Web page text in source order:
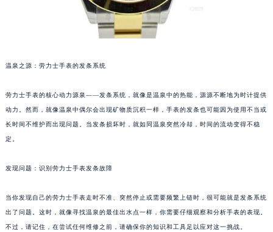
温泉之源：劳力士手表的发条系统
劳力士手表的核心动力源泉——发条系统，就像是温泉中的热能，源源不断地为时计提供
动力。然而，就像温泉中偶尔会出现矿物质沉积一样，手表的发条也可能因为使用不当或
长时间不维护而出现问题。当发条损坏时，就如同温泉突然冷却，时间的流动变得不稳
定。
发现问题：识别劳力士手表发条故障
当你发现自己的劳力士手表走时不准、突然停止或需要频繁上链时，很可能就是发条系统
出了问题。这时，就像寻找温泉的最佳出水点一样，你需要仔细观察和分析手表的表现。
不过，请记住，在尝试任何维修之前，请确保你的知识和工具足以应对这一挑战。